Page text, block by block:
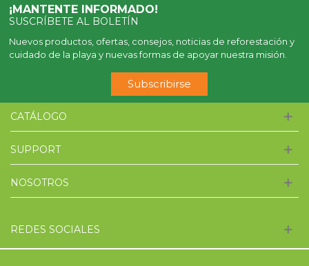
¡MANTENTE INFORMADO!
SUSCRÍBETE AL BOLETÍN
Nuevos productos, ofertas, consejos, noticias de reforestación y
cuidado de la playa y nuevas formas de apoyar nuestra misión.
Subscribirse
CATÁLOGO
SUPPORT
NOSOTROS
REDES SOCIALES